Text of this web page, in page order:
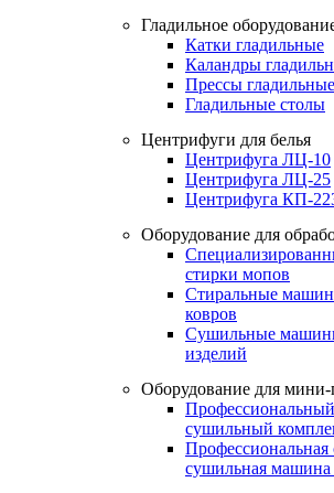
Гладильное
Катки гладильные
Каландры
Прессы гладильные
Гладильные столы
Центрифуги для белья
Центрифуга ЛЦ-10
Центрифуга ЛЦ-25
Центрифуга КП-
Оборудование для
стирки мопов
Стиральные
ковров
Сушильные
изделий
Оборудование для
сушильный
Профессиональная
сушильная